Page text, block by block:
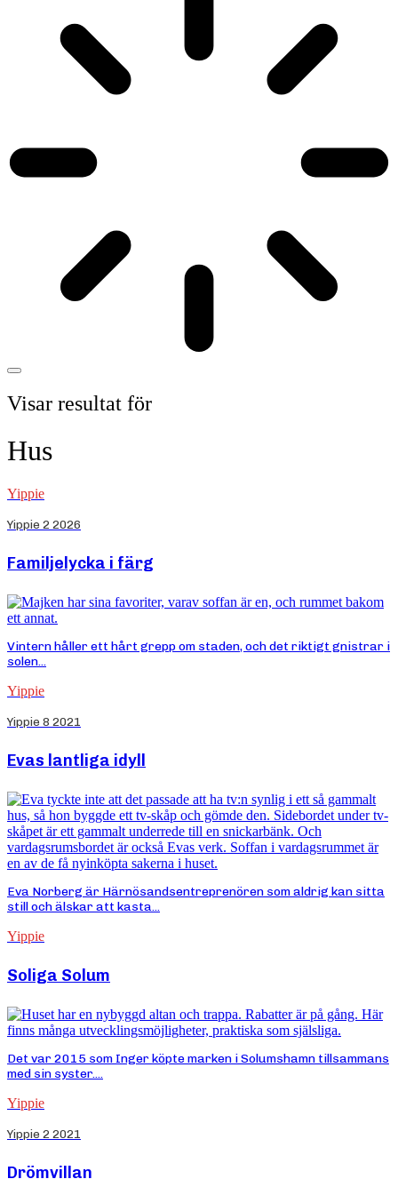
Visar resultat för
Hus
Yippie
Yippie 2 2026
Familjelycka i färg
Vintern håller ett hårt grepp om staden, och det riktigt gnistrar i
solen...
Yippie
Yippie 8 2021
Evas lantliga idyll
Eva Norberg är Härnösandsentreprenören som aldrig kan sitta
still och älskar att kasta...
Yippie
Soliga Solum
Det var 2015 som Inger köpte marken i Solumshamn tillsammans
med sin syster....
Yippie
Yippie 2 2021
Drömvillan